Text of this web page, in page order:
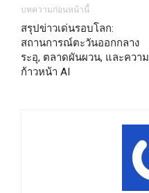
บทความก่อนหน้านี้
สรุปข่าวเด่นรอบโลก:
สถานการณ์ตะวันออกกลาง
ระอุ, ตลาดผันผวน, และความ
ก้าวหน้า AI